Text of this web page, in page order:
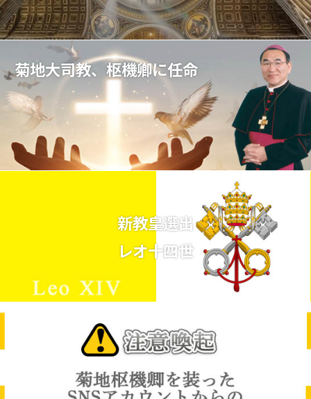
菊地大司教、枢機卿に任命
新教皇選出
レオ十四世